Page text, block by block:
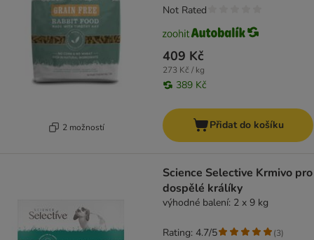
2 možností
409 Kč
273 Kč / kg
389 Kč
Not Rated
Přidat do košíku
Science Selective Krmivo pro
dospělé králíky
výhodné balení: 2 x 9 kg
Rating: 4.7/5 (3)